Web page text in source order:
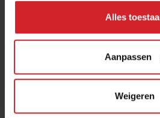
Alles
Aanpassen
Weigeren